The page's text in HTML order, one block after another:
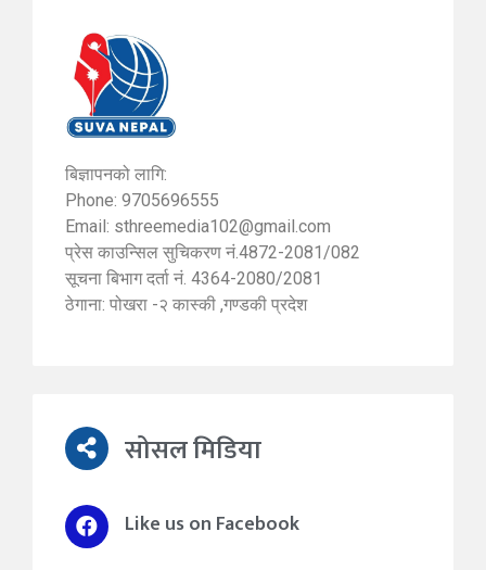
बिज्ञापनको लागि:
Phone: 9705696555
Email: sthreemedia102@gmail.com
प्रेस काउन्सिल सुचिकरण नं.4872-2081/082
सूचना बिभाग दर्ता नं. 4364-2080/2081
ठेगाना: पोखरा -२ कास्की ,गण्डकी प्रदेश
सोसल मिडिया
Like us on Facebook